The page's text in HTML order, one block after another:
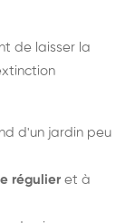
de laisser la
d'un jardin peu
régulier et à